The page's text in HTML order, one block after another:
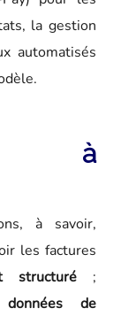
la gestion
automatisés
à
à savoir,
les factures
structuré ;
données de